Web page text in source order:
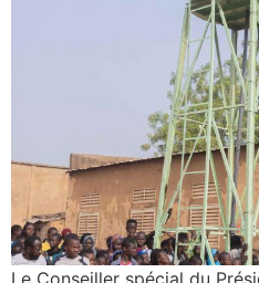
Le Conseiller spécial du